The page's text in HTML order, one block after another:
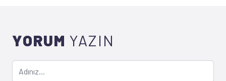
YORUM YAZIN